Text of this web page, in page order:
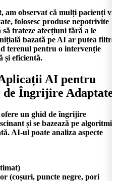
am observat că mulți pacienți vin
folosesc produse nepotrivite
trateze afecțiuni fără a le
bazată pe AI ar putea filtra
terenul pentru o intervenție
și eficientă.
AI pentru
Îngrijire Adaptate
un ghid de îngrijire
și se bazează pe algoritmi
AI-ul poate analiza aspecte
(coșuri, puncte negre, pori